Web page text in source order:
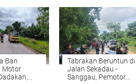
Ban
Motor
Tabrakan Beruntun di
Jalan Sekadau -
Sanggau, Pemotor